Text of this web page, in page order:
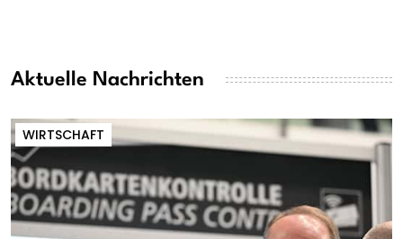
Aktuelle Nachrichten
WIRTSCHAFT